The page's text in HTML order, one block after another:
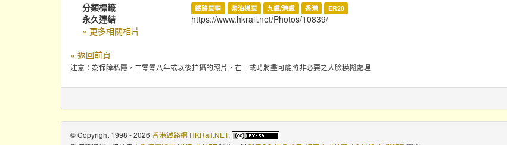
分類標籤
鐵路車輛 柴油機車 九鐵/港鐵 香港 ER20
永久連結
https://www.hkrail.net/Photos/10839/
» 更多相關相片
« 返回前頁
注意：為保障私隱，二零零八年或以後拍攝的照片，在上載時將盡可能將非必要之人臉模糊處理
© Copyright 1998 - 2026 香港鐵路網 HKRail.NET.